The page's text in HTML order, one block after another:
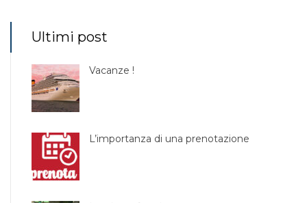
Ultimi post
Vacanze !
L’importanza di una prenotazione